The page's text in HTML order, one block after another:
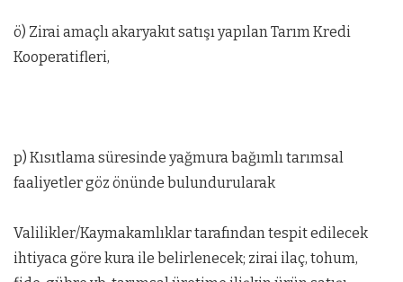
ö) Zirai amaçlı akaryakıt satışı yapılan Tarım Kredi
Kooperatifleri,
p) Kısıtlama süresinde yağmura bağımlı tarımsal
faaliyetler göz önünde bulundurularak
Valilikler/Kaymakamlıklar tarafından tespit edilecek
ihtiyaca göre kura ile belirlenecek; zirai ilaç, tohum,